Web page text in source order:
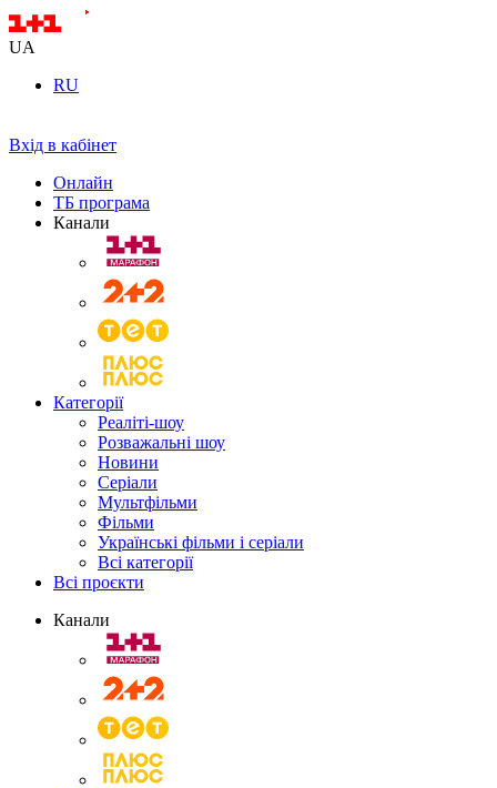
UA
RU
Вхід в кабінет
Онлайн
ТБ програма
Канали
Категорії
Реаліті-шоу
Розважальні шоу
Новини
Серіали
Мультфільми
Фільми
Українські фільми і серіали
Всі категорії
Всі проєкти
Канали